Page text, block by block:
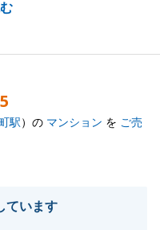
、大変光栄でござい
また、何か弊社にて
たら、売買に関わら
5
駅）の マンション を ご売
ています